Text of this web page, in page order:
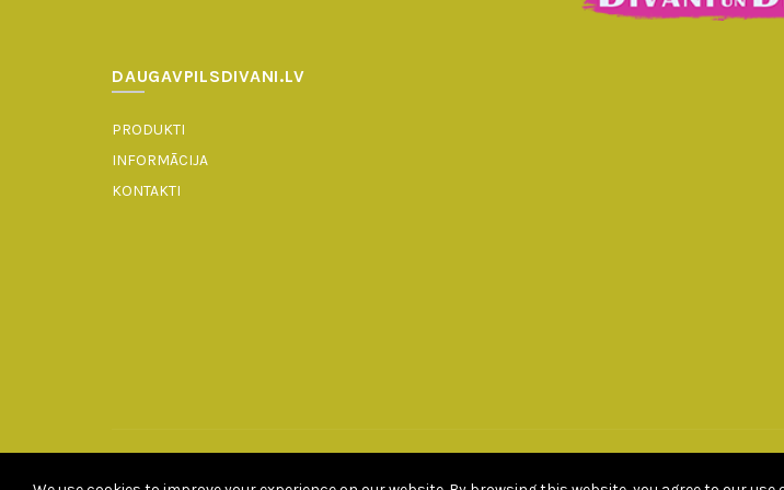
DAUGAVPILSDIVANI.LV
PRODUKTI
INFORMĀCIJA
KONTAKTI